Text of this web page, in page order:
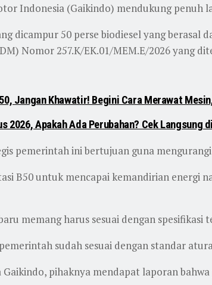
Indonesia (Gaikindo) mendukung penuh
dicampur 50 perse biodiesel yang
Nomor 257.K/EK.01/MEM.E/2026 yang
Jangan Khawatir! Begini Cara Merawat
2026, Apakah Ada Perubahan? Cek Langsung
pemerintah ini bertujuan guna
B50 untuk mencapai kemandirian energi
memang harus sesuai dengan
sudah sesuai dengan standar
pihaknya mendapat laporan